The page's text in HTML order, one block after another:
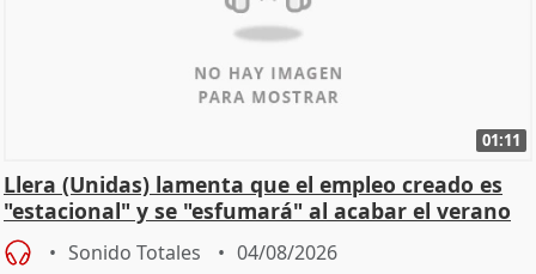
01:11
Llera (Unidas) lamenta que el empleo creado es
"estacional" y se "esfumará" al acabar el verano
Sonido Totales 04/08/2026